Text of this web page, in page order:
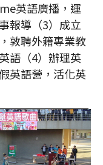
英語廣播，運
報導（3）成立
敦聘外籍專業教
語（4）辦理英
英語營，活化英